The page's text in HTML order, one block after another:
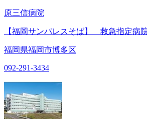
原三信病院
【福岡サンパレスそば】 救急指定病
福岡県福岡市博多区
092-291-3434